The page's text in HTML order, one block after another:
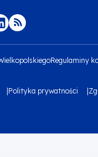
Regulaminy
Polityka prywatności